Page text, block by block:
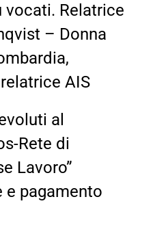
vocati. Relatrice
– Donna
AIS
al
Rete di
Lavoro”
e pagamento